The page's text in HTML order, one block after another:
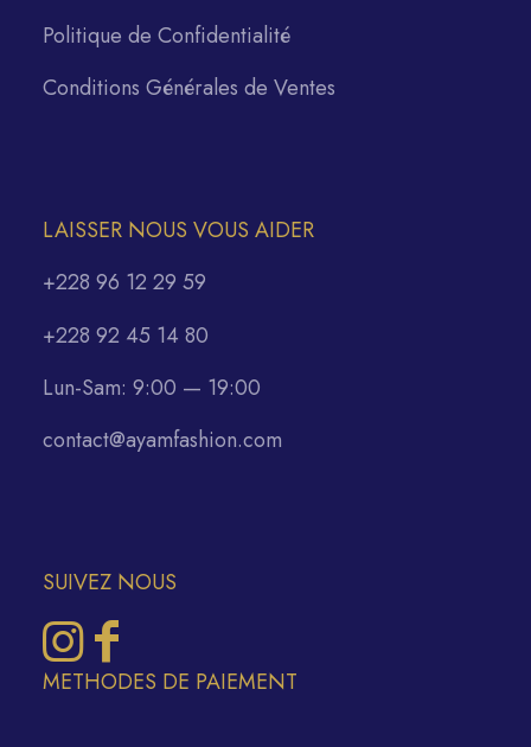
Politique de Confidentialité
Conditions Générales de Ventes
LAISSER NOUS VOUS AIDER
+228 96 12 29 59
+228 92 45 14 80
Lun-Sam: 9:00 — 19:00
contact@ayamfashion.com
SUIVEZ NOUS
METHODES DE PAIEMENT